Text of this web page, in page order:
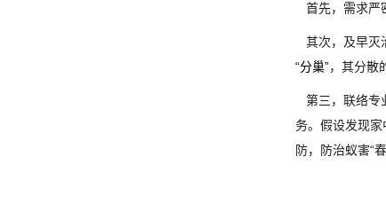
首先，需求严
其次，及早灭
“分巢”，其分散
第三，联络专
务。假设发现
防，防治蚁害“